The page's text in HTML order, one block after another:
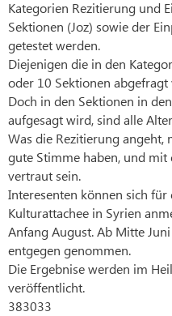
Kategorien Rezitierung und
Sektionen (Joz) sowie der
getestet werden.
Diejenigen die in den
oder 10 Sektionen
Doch in den Sektionen in
aufgesagt wird, sind alle
Was die Rezitierung angeht,
gute Stimme haben, und mit
vertraut sein.
Interesenten können sich für
Kulturattachee in Syrien
Anfang August. Ab Mitte
entgegen genommen.
Die Ergebnise werden im
veröffentlicht.
383033